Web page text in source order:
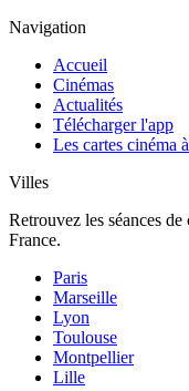
Navigation
Accueil
Cinémas
Actualités
Télécharger l'app
Les cartes cinéma
Villes
Retrouvez les séances
France.
Paris
Marseille
Lyon
Toulouse
Montpellier
Lille